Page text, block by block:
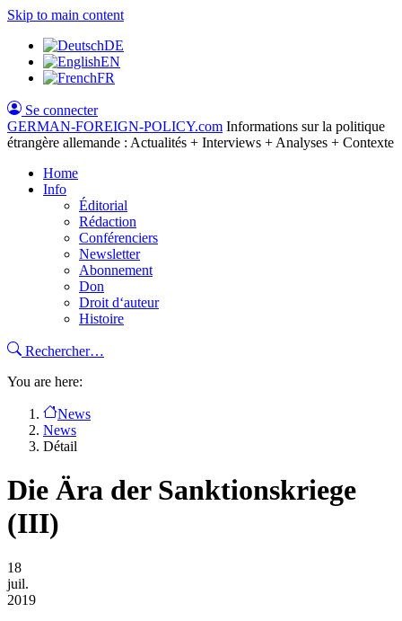
Skip to main content
DE
EN
FR
Se connecter
GERMAN-FOREIGN-POLICY.com Informations sur la politique
étrangère allemande : Actualités + Interviews + Analyses + Contexte
Home
Info
Éditorial
Rédaction
Conférenciers
Newsletter
Abonnement
Don
Droit d‘auteur
Histoire
Rechercher…
You are here:
News
News
Détail
Die Ära der Sanktionskriege
(III)
18
juil.
2019